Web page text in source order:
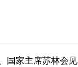
国家主席苏林会见